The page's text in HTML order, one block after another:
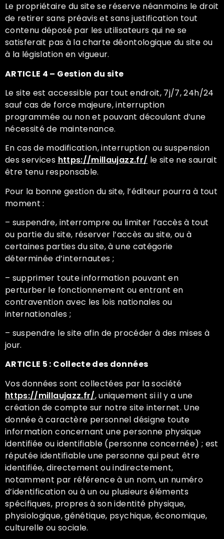
Le propriétaire du site se réserve néanmoins le droit
de retirer sans préavis et sans justification tout
contenu déposé par les utilisateurs qui ne se
satisferait pas à la charte déontologique du site ou
à la législation en vigueur.
ARTICLE 4 – Gestion du site
Le site est accessible par tout endroit, 7j/7, 24h/24
sauf cas de force majeure, interruption
programmée ou non et pouvant découlant d’une
nécessité de maintenance.
En cas de modification, interruption ou suspension
des services https://millaujazz.fr/ le site ne saurait
être tenu responsable.
Pour la bonne gestion du site, l’éditeur pourra à tout
moment :
– suspendre, interrompre ou limiter l’accès à tout
ou partie du site, réserver l’accès au site, ou à
certaines parties du site, à une catégorie
déterminée d’internautes ;
– supprimer toute information pouvant en
perturber le fonctionnement ou entrant en
contravention avec les lois nationales ou
internationales ;
– suspendre le site afin de procéder à des mises à
jour.
ARTICLE 5 : Collecte des données
Vos données sont collectées par la société
https://millaujazz.fr/, uniquement si il y a une
création de compte sur notre site internet. Une
donnée à caractère personnel désigne toute
information concernant une personne physique
identifiée ou identifiable (personne concernée) ; est
réputée identifiable une personne qui peut être
identifiée, directement ou indirectement,
notamment par référence à un nom, un numéro
d’identification ou à un ou plusieurs éléments
spécifiques, propres à son identité physique,
physiologique, génétique, psychique, économique,
culturelle ou sociale.